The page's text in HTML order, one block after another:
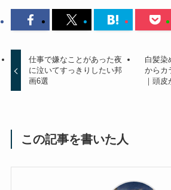
仕事で嫌なことがあった夜
に泣いてすっきりしたい邦
画6選
白髪染
からカ
｜頭
この記事を書いた人